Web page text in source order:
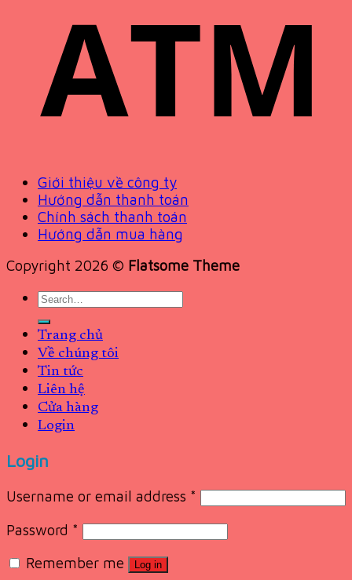
Giới thiệu về công ty
Hướng dẫn thanh toán
Chính sách thanh toán
Hướng dẫn mua hàng
Copyright 2026 © Flatsome Theme
Search
Trang chủ
Về chúng tôi
Tin tức
Liên hệ
Cửa hàng
Login
Login
Username or email address *
Password *
Remember me
Log in